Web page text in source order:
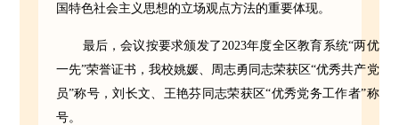
国特色社会主义思想的立场观点方法的重要体现。
最后，会议按要求颁发了2023年度全区教育系统“两优
一先”荣誉证书，我校姚媛、周志勇同志荣获区“优秀共产党
员”称号，刘长文、王艳芬同志荣获区“优秀党务工作者”称
号。